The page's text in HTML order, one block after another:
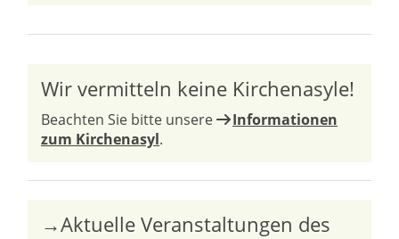
Wir vermitteln keine Kirchenasyle!
Beachten Sie bitte unsere
Informationen
zum Kirchenasyl.
→Aktuelle Veranstaltungen des